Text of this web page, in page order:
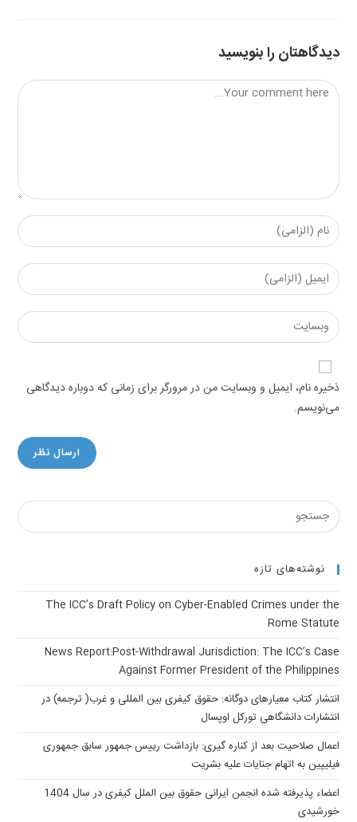
دیدگاهتان را بنویسید
Comment
Enter
your
name
or
to
comment
Enter
your
email
address
comment
Enter
your
website
URL
(optional)
ذخیره نام، ایمیل و وبسایت من در مرورگر برای زمانی که دوباره دیدگاهی
می‌نویسم.
نوشته‌های تازه
The ICC’s Draft Policy on Cyber-Enabled Crimes under the
Rome Statute
News Report:Post-Withdrawal Jurisdiction: The ICC’s Case
Against Former President of the Philippines
انتشار کتاب معیارهای دوگانه: حقوق کیفری بین المللی و غرب( ترجمه) در
انتشارات دانشگاهی تورکل اوپسال
اعمال صلاحیت بعد از کناره گیری: بازداشت رییس جمهور سابق جمهوری
فیلیپین به اتهام جنایات علیه بشریت
اعضاء پذیرفته شده انجمن ایرانی حقوق بین الملل کیفری در سال 1404
خورشیدی